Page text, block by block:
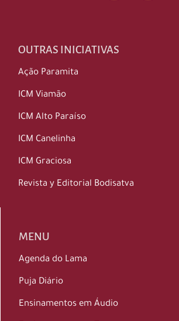
OUTRAS INICIATIVAS
Ação Paramita
ICM Viamão
ICM Alto Paraíso
ICM Canelinha
ICM Graciosa
Revista y Editorial Bodisatva
MENU
Agenda do Lama
Puja Diário
Ensinamentos em Áudio